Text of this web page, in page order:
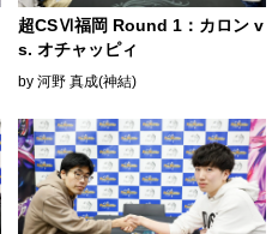
超CSⅥ福岡 Round 1：カロン v
s. オチャッピィ
by 河野 真成(神結)